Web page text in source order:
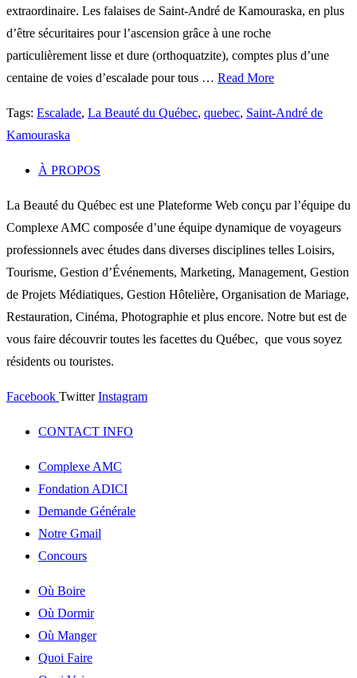
extraordinaire. Les falaises de Saint-André de Kamouraska, en plus
d’être sécuritaires pour l’ascension grâce à une roche
particulièrement lisse et dure (orthoquatzite), comptes plus d’une
centaine de voies d’escalade pour tous … Read More
Tags: Escalade, La Beauté du Québec, quebec, Saint-André de
Kamouraska
À PROPOS
La Beauté du Québec est une Plateforme Web conçu par l’équipe du
Complexe AMC composée d’une équipe dynamique de voyageurs
professionnels avec études dans diverses disciplines telles Loisirs,
Tourisme, Gestion d’Événements, Marketing, Management, Gestion
de Projets Médiatiques, Gestion Hôtelière, Organisation de Mariage,
Restauration, Cinéma, Photographie et plus encore. Notre but est de
vous faire découvrir toutes les facettes du Québec, que vous soyez
résidents ou touristes.
Facebook Twitter Instagram
CONTACT INFO
Complexe AMC
Fondation ADICI
Demande Générale
Notre Gmail
Concours
Où Boire
Où Dormir
Où Manger
Quoi Faire